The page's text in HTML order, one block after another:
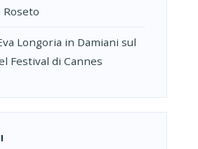
Roseto
Longoria in Damiani sul
Festival di Cannes